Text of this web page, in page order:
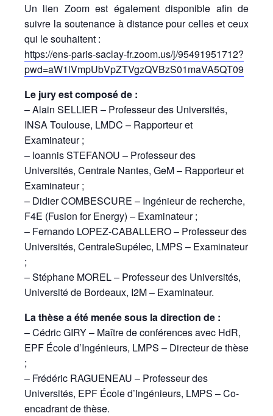
Un lien Zoom est également disponible afin de
suivre la soutenance à distance pour celles et ceux
qui le souhaitent :
https://ens-paris-saclay-fr.zoom.us/j/95491951712?
pwd=aW1lVmpUbVpZTVgzQVBzS01maVA5QT09
Le jury est composé de :
– Alain SELLIER – Professeur des Universités,
INSA Toulouse, LMDC – Rapporteur et
Examinateur ;
– Ioannis STEFANOU – Professeur des
Universités, Centrale Nantes, GeM – Rapporteur et
Examinateur ;
– Didier COMBESCURE – Ingénieur de recherche,
F4E (Fusion for Energy) – Examinateur ;
– Fernando LOPEZ-CABALLERO – Professeur des
Universités, CentraleSupélec, LMPS – Examinateur
;
– Stéphane MOREL – Professeur des Universités,
Université de Bordeaux, I2M – Examinateur.
La thèse a été menée sous la direction de :
– Cédric GIRY – Maître de conférences avec HdR,
EPF École d’Ingénieurs, LMPS – Directeur de thèse
;
– Frédéric RAGUENEAU – Professeur des
Universités, EPF École d’Ingénieurs, LMPS – Co-
encadrant de thèse.